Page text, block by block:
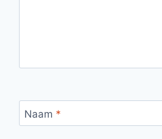
Naam *